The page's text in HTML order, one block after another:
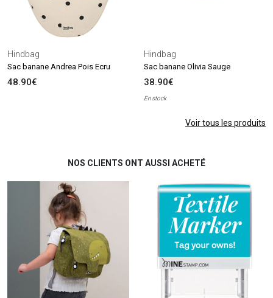
Hindbag
Sac banane Andrea Pois Ecru
48.90€
Hindbag
Sac banane Olivia Sauge
38.90€
En stock
Voir tous les produits
NOS CLIENTS ONT AUSSI ACHETÉ